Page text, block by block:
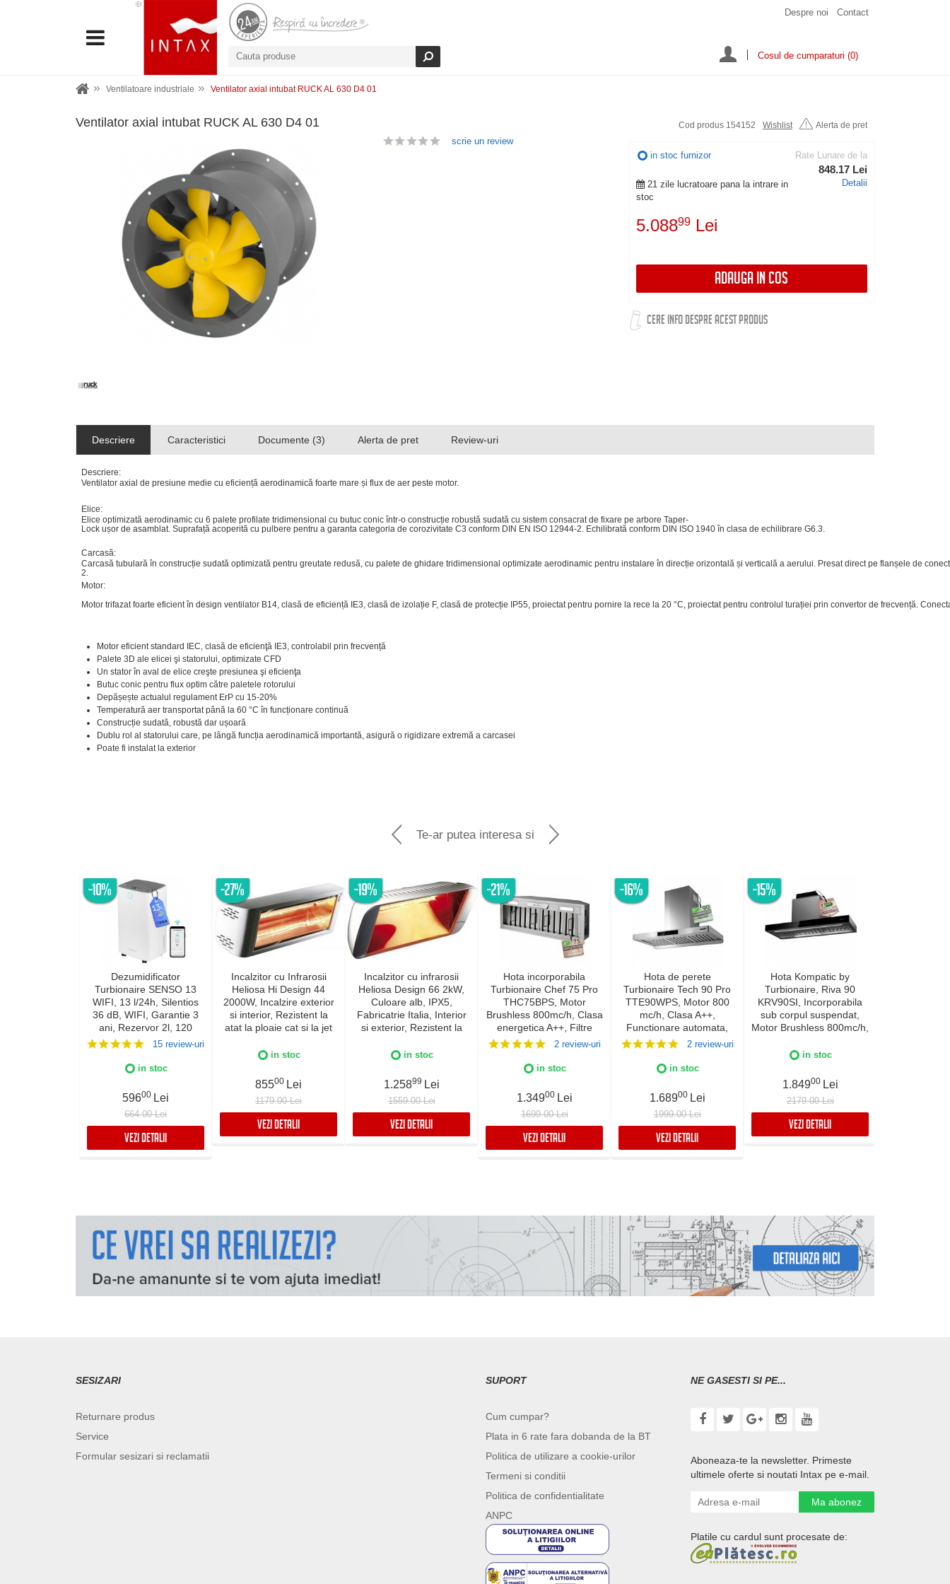
Despre noi Contact
Cosul de cumparaturi (0)
Ventilatoare industriale Ventilator axial intubat RUCK AL 630 D4 01
Ventilator axial intubat RUCK AL 630 D4 01 Cod produs 154152 Wishlist Alerta de pret
in stoc furnizor
21 zile lucratoare pana la intrare in
stoc
5.08899Lei
Rate Lunare de la
848.17 Lei
Detalii
ADAUGA IN COS
CERE INFO DESPRE ACEST PRODUS
scrie un review
Descriere Caracteristici Documente (3) Alerta de pret Review-uri
Descriere:
Ventilator axial de presiune medie cu eficiență aerodinamică foarte mare și flux de aer peste motor.
Elice:
Elice optimizată aerodinamic cu 6 palete profilate tridimensional cu butuc conic într-o construcție robustă sudată cu sistem consacrat de fixare pe arbore Taper-
Lock ușor de asamblat. Suprafață acoperită cu pulbere pentru a garanta categoria de corozivitate C3 conform DIN EN ISO 12944-2. Echilibrată conform DIN ISO 1940 în clasa de echilibrare G6.3.
Carcasă:
Carcasă tubulară în construcție sudată optimizată pentru greutate redusă, cu palete de ghidare tridimensional optimizate aerodinamic pentru instalare în direcție orizontală și verticală a aerului. Presat direct pe flanșele de
2.
Motor:
Motor trifazat foarte eficient în design ventilator B14, clasă de eficiență IE3, clasă de izolație F, clasă de protecție IP55, proiectat pentru pornire la rece la 20 °C, proiectat pentru controlul turației prin convertor de frecvență.
Motor eficient standard IEC, clasă de eficienţă IE3, controlabil prin frecvență
Palete 3D ale elicei şi statorului, optimizate CFD
Un stator în aval de elice creşte presiunea şi eficienţa
Butuc conic pentru flux optim către paletele rotorului
Depășește actualul regulament ErP cu 15-20%
Temperatură aer transportat până la 60 °C în funcționare continuă
Construcție sudată, robustă dar ușoară
Dublu rol al statorului care, pe lângă funcția aerodinamică importantă, asigură o rigidizare extremă a carcasei
Poate fi instalat la exterior
Te-ar putea interesa si
-10%
Dezumidificator
Turbionaire SENSO 13
WIFI, 13 l/24h, Silentios
36 dB, WIFI, Garantie 3
ani, Rezervor 2l, 120
m³/h, Control digital,
umiditate, Timer, Display
15 review-uri
in stoc
59600 Lei
664.00 Lei
VEZI DETALII
-27%
Incalzitor cu Infrarosii
Heliosa Hi Design 44
2000W, Incalzire exterior
si interior, Rezistent la
atat la ploaie cat si la jet
Culoare Alba, IPX5
in stoc
85500 Lei
1179.00 Lei
VEZI DETALII
-19%
Incalzitor cu infrarosii
Heliosa Design 66 2kW,
Culoare alb, IPX5,
Fabricatrie Italia, Interior
si exterior, Rezistent la
in stoc
1.25899 Lei
1559.00 Lei
VEZI DETALII
-21%
Hota incorporabila
Turbionaire Chef 75 Pro
THC75BPS, Motor
Brushless 800mc/h, Clasa
energetica A++, Filtre
Baffle Avansate din inox,
Control electronic,
viteze+Boost, Finisaj Inox
2 review-uri
in stoc
1.34900 Lei
1699.00 Lei
VEZI DETALII
-16%
Hota de perete
Turbionaire Tech 90 Pro
TTE90WPS, Motor 800
mc/h, Clasa A++,
Functionare automata,
Senzor monitorizare
curatare aer, Iluminare
Super boost, 90 cm, Inox
2 review-uri
in stoc
1.68900 Lei
1999.00 Lei
VEZI DETALII
-15%
Hota Kompatic by
Turbionaire, Riva 90
KRV90SI, Incorporabila
sub corpul suspendat,
Motor Brushless 800mc/h,
ajustabile, Filtre Baffle
Refulare
verticala/orizontala, 3
viteze, Boost si Super
in stoc
1.84900 Lei
2179.00 Lei
VEZI DETALII
SESIZARI
Returnare produs
Service
Formular sesizari si reclamatii
SUPORT
Cum cumpar?
Plata in 6 rate fara dobanda de la BT
Politica de utilizare a cookie-urilor
Termeni si conditii
Politica de confidentialitate
ANPC
NE GASESTI SI PE...
Aboneaza-te la newsletter. Primeste
ultimele oferte si noutati Intax pe e-mail.
Ma abonez
Platile cu cardul sunt procesate de: